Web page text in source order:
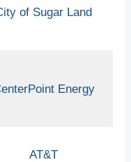
of Sugar Land
Energy
AT&T